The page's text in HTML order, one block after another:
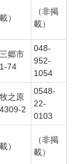
）
（非掲
載）
郷市
74
048-
952-
1054
之原
2
0548-
22-
0103
）
（非掲
載）